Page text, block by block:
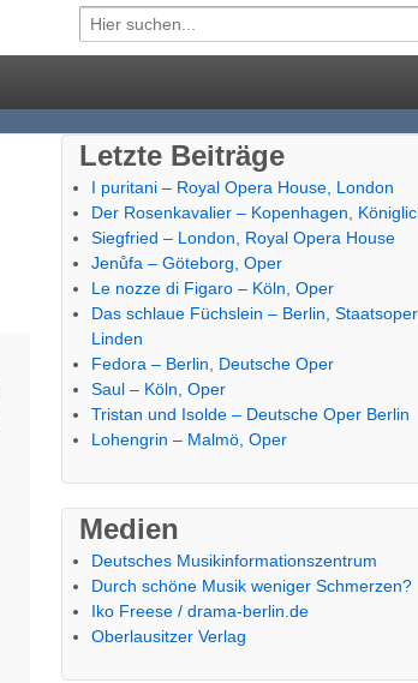
Letzte Beiträge
I puritani – Royal Opera House, London
Der Rosenkavalier – Kopenhagen,
Siegfried – London, Royal Opera House
Jenůfa – Göteborg, Oper
Le nozze di Figaro – Köln, Oper
Das schlaue Füchslein – Berlin,
Linden
Fedora – Berlin, Deutsche Oper
Saul – Köln, Oper
Tristan und Isolde – Deutsche Oper Berlin
Lohengrin – Malmö, Oper
Medien
Deutsches Musikinformationszentrum
Durch schöne Musik weniger Schmerzen?
Iko Freese / drama-berlin.de
Oberlausitzer Verlag